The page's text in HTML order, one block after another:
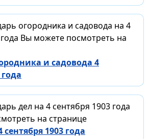
огородника и садовода на 4
Вы можете посмотреть на
и садовода 4
дел на 4 сентября 1903 года
на странице
1903 года